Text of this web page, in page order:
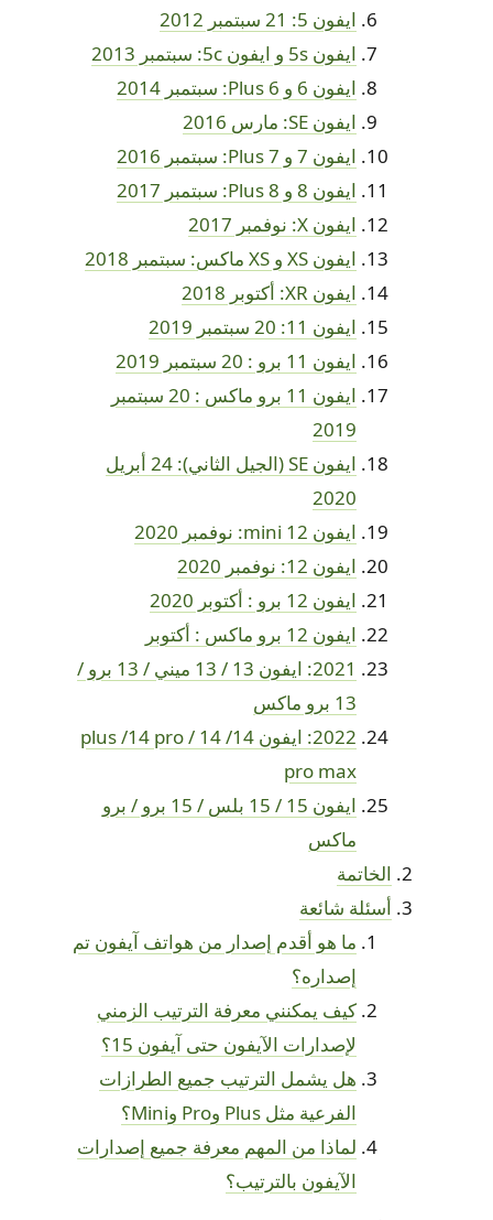
ايفون 5: 21 سبتمبر 2012
ايفون 5s و ايفون 5c: سبتمبر 2013
ايفون 6 و 6 Plus: سبتمبر 2014
ايفون SE: مارس 2016
ايفون 7 و 7 Plus: سبتمبر 2016
ايفون 8 و 8 Plus: سبتمبر 2017
ايفون X: نوفمبر 2017
ايفون XS و XS ماكس: سبتمبر 2018
ايفون XR: أكتوبر 2018
ايفون 11: 20 سبتمبر 2019
ايفون 11 برو : 20 سبتمبر 2019
ايفون 11 برو ماكس : 20 سبتمبر
2019
ايفون SE (الجيل الثاني): 24 أبريل
2020
ايفون 12 mini: نوفمبر 2020
ايفون 12: نوفمبر 2020
ايفون 12 برو : أكتوبر 2020
ايفون 12 برو ماكس : أكتوبر
2021: ايفون 13 / 13 ميني / 13 برو /
13 برو ماكس
2022: ايفون 14/ 14 plus /14 pro /
pro max
ايفون 15 / 15 بلس / 15 برو / برو
ماكس
الخاتمة
أسئلة شائعة
ما هو أقدم إصدار من هواتف آيفون تم
إصداره؟
كيف يمكنني معرفة الترتيب الزمني
لإصدارات الآيفون حتى آيفون 15؟
هل يشمل الترتيب جميع الطرازات
الفرعية مثل Plus وPro وMini؟
لماذا من المهم معرفة جميع إصدارات
الآيفون بالترتيب؟